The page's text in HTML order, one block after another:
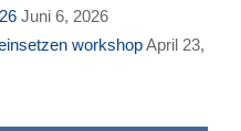
Juni 6, 2026
workshopApril 23,